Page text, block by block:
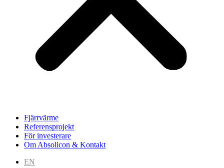
Fjärrvärme
Referensprojekt
För investerare
Om Absolicon & Kontakt
EN